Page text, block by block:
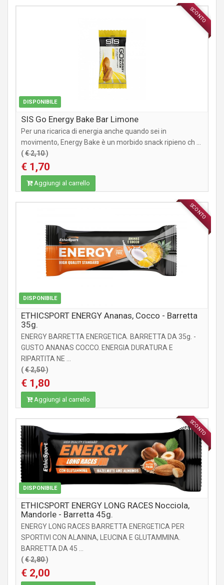
SCONTO
DISPONIBILE
INTEGRATORI
SIS Go Energy Bake Bar Limone
Per una ricarica di energia anche quando sei in
movimento, Energy Bake è un morbido snack ripieno ch ...
(€ 2,10)
€ 1,70
Aggiungi al carrello
SCONTO
DISPONIBILE
INTEGRATORI
ETHICSPORT ENERGY Ananas, Cocco - Barretta
35g.
ENERGY BARRETTA ENERGETICA. BARRETTA DA 35g. -
GUSTO ANANAS COCCO. ENERGIA DURATURA E
RIPARTITA NE ...
(€ 2,50)
€ 1,80
Aggiungi al carrello
SCONTO
DISPONIBILE
INTEGRATORI
ETHICSPORT ENERGY LONG RACES Nocciola,
Mandorle - Barretta 45g.
ENERGY LONG RACES BARRETTA ENERGETICA PER
SPORTIVI CON ALANINA, LEUCINA E GLUTAMMINA.
BARRETTA DA 45 ...
(€ 2,80)
€ 2,00